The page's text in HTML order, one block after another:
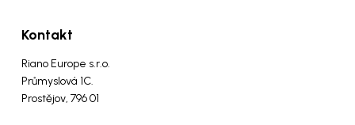
Kontakt
Riano Europe s.r.o.
Průmyslová 1C.
Prostějov, 796 01